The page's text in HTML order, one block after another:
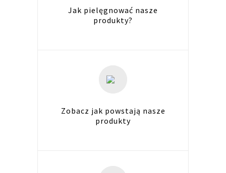
Jak pielęgnować nasze
produkty?
Zobacz jak powstają nasze
produkty